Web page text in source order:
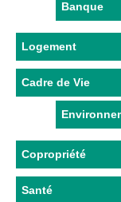
Banque
Logement
Cadre de Vie
Copropriété
Santé